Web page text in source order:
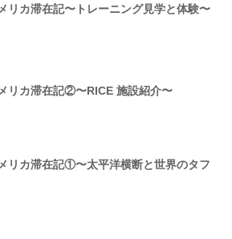
リカ滞在記〜トレーニング見学と体験〜
リカ滞在記②〜RICE 施設紹介〜
リカ滞在記①〜太平洋横断と世界のタフ